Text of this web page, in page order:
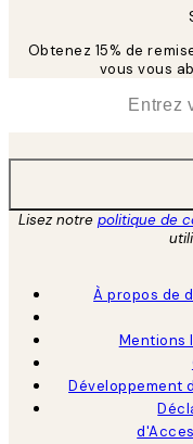
Obtenez 15% de
vous vous
Lisez notre politique de
À propos de
Mentions
Développement